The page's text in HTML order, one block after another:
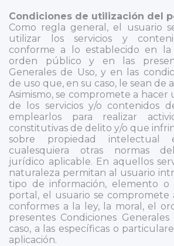
Condiciones de utilización del
Como regla general, el usuario
utilizar los servicios y
conforme a lo establecido en la
orden público y en las
Generales de Uso, y en las
de uso que, en su caso, le sean de
Asimismo, se compromete a hacer
de los servicios y/o contenidos
emplearlos para realizar
constitutivas de delito y/o que
sobre propiedad intelectual
cualesquiera otras normas
jurídico aplicable. En aquellos
naturaleza permitan al usuario
tipo de información, elemento o
portal, el usuario se compromete
conformes a la ley, la moral, el
presentes Condiciones
caso, a las específicas o
aplicación.